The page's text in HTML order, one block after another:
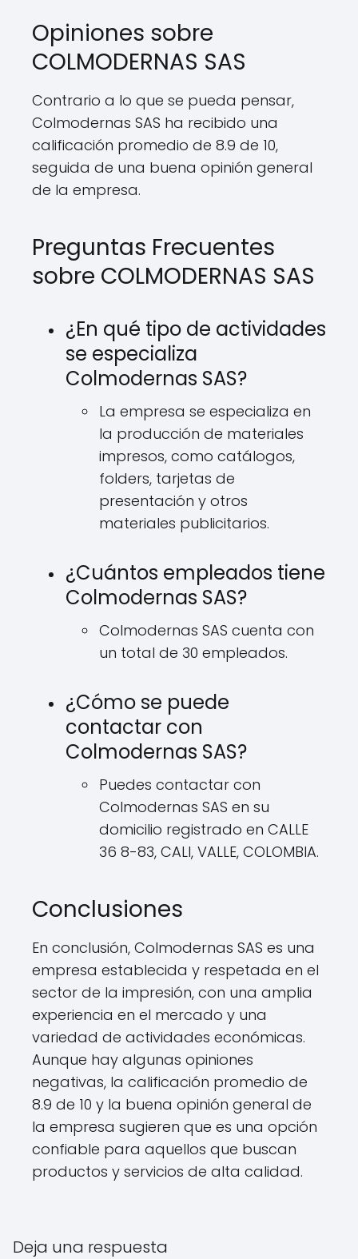
Opiniones sobre
COLMODERNAS SAS
Contrario a lo que se pueda pensar,
Colmodernas SAS ha recibido una
calificación promedio de 8.9 de 10,
seguida de una buena opinión general
de la empresa.
Preguntas Frecuentes
sobre COLMODERNAS SAS
¿En qué tipo de actividades
se especializa
Colmodernas SAS?
La empresa se especializa en
la producción de materiales
impresos, como catálogos,
folders, tarjetas de
presentación y otros
materiales publicitarios.
¿Cuántos empleados tiene
Colmodernas SAS?
Colmodernas SAS cuenta con
un total de 30 empleados.
¿Cómo se puede
contactar con
Colmodernas SAS?
Puedes contactar con
Colmodernas SAS en su
domicilio registrado en CALLE
36 8-83, CALI, VALLE, COLOMBIA.
Conclusiones
En conclusión, Colmodernas SAS es una
empresa establecida y respetada en el
sector de la impresión, con una amplia
experiencia en el mercado y una
variedad de actividades económicas.
Aunque hay algunas opiniones
negativas, la calificación promedio de
8.9 de 10 y la buena opinión general de
la empresa sugieren que es una opción
confiable para aquellos que buscan
productos y servicios de alta calidad.
Deja una respuesta